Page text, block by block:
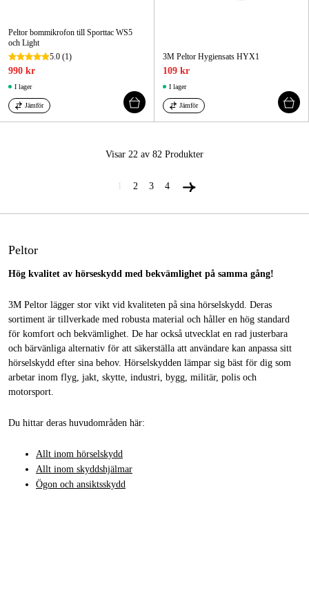
Peltor bommikrofon till Sporttac WS5
och Light
5.0 (1)
990 kr
I lager
Jämför
3M Peltor Hygiensats HYX1
109 kr
I lager
Jämför
Visar 22 av 82 Produkter
2 3 4
Peltor
Hög kvalitet av hörseskydd med bekvämlighet på samma gång!
3M Peltor lägger stor vikt vid kvaliteten på sina hörselskydd. Deras
sortiment är tillverkade med robusta material och håller en hög standard
för komfort och bekvämlighet. De har också utvecklat en rad justerbara
och bärvänliga alternativ för att säkerställa att användare kan anpassa sitt
hörselskydd efter sina behov. Hörselskydden lämpar sig bäst för dig som
arbetar inom flyg, jakt, skytte, industri, bygg, militär, polis och
motorsport.
Du hittar deras huvudområden här:
Allt inom hörselskydd
Allt inom skyddshjälmar
Ögon och ansiktsskydd